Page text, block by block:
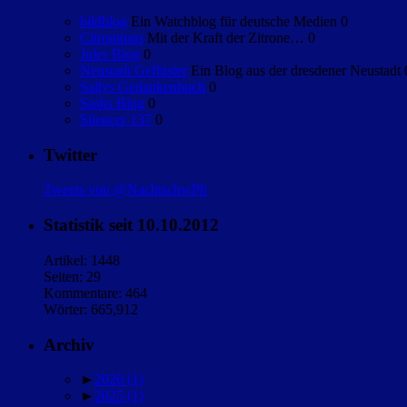
bildblog Ein Watchblog für deutsche Medien 0
Citronimus Mit der Kraft der Zitrone… 0
Jules Blog 0
Neustadt Geflüster Ein Blog aus der dresdener Neustadt
Sallys Gedankenbuch 0
Sashs Blog 0
Silencer 137 0
Twitter
Tweets von @NachtschwPh
Statistik seit 10.10.2012
Artikel: 1448
Seiten: 29
Kommentare: 464
Wörter: 665,912
Archiv
► 2026 (1)
► 2025 (1)